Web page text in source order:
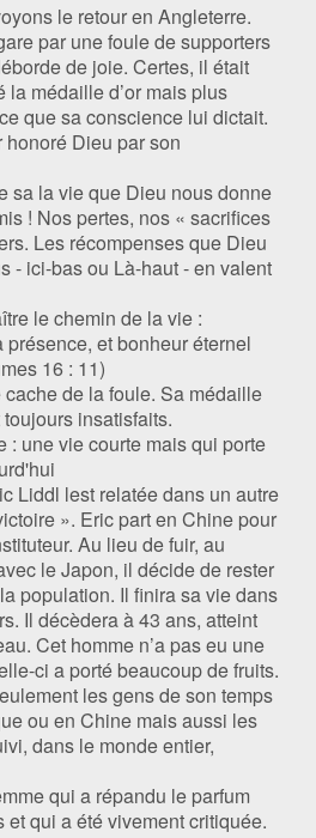
le retour en Angleterre.
par une foule de supporters
de joie. Certes, il était
la médaille d’or mais plus
que sa conscience lui dictait.
honoré Dieu par son
sa la vie que Dieu nous donne
! Nos pertes, nos « sacrifices
Les récompenses que Dieu
- ici-bas ou Là-haut - en valent
le chemin de la vie :
et bonheur éternel
16 : 11)
de la foule. Sa médaille
insatisfaits.
: une vie courte mais qui porte
Liddl lest relatée dans un autre
». Eric part en Chine pour
Au lieu de fuir, au
le Japon, il décide de rester
population. Il finira sa vie dans
Il décèdera à 43 ans, atteint
Cet homme n’a pas eu une
ci a porté beaucoup de fruits.
les gens de son temps
ou en Chine mais aussi les
dans le monde entier,
qui a répandu le parfum
qui a été vivement critiquée.